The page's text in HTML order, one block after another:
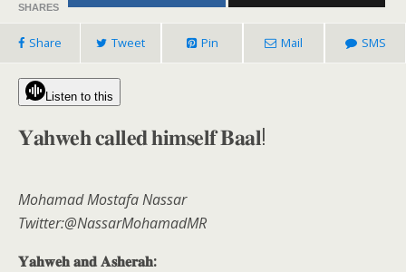
SHARES
Share Tweet Pin Mail SMS
Listen to this
𝐘𝐚𝐡𝐰𝐞𝐡 𝐜𝐚𝐥𝐥𝐞𝐝 𝐡𝐢𝐦𝐬𝐞𝐥𝐟 𝐁𝐚𝐚𝐥!
Mohamad Mostafa Nassar
Twitter:@NassarMohamadMR
𝐘𝐚𝐡𝐰𝐞𝐡 𝐚𝐧𝐝 𝐀𝐬𝐡𝐞𝐫𝐚𝐡: